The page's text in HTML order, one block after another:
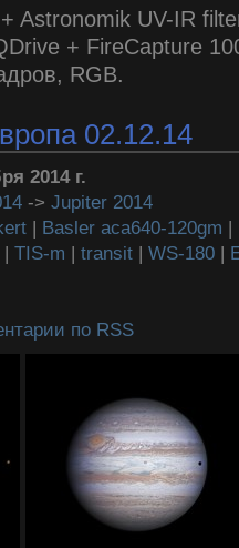
Astronomik UV-IR
+ FireCapture
RGB.
02.12.14
2014 г.
-> Jupiter 2014
| Basler aca640-120gm |
| TIS-m | transit | WS-180 |
по RSS